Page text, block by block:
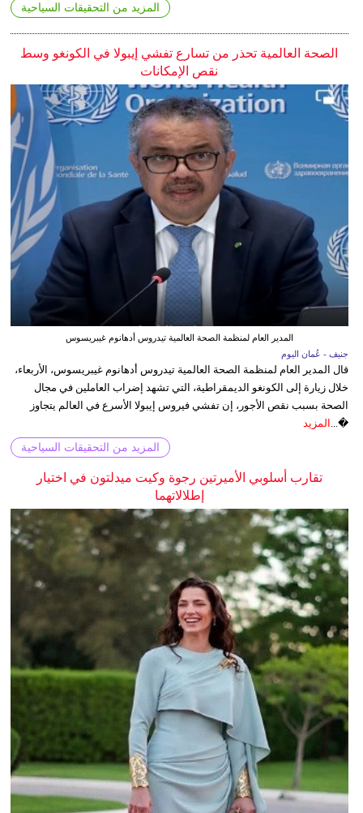
المزيد من التحقيقات السياحية
الصحة العالمية تحذر من تسارع تفشي إيبولا في الكونغو وسط
نقص الإمكانات
المدير العام لمنظمة الصحة العالمية تيدروس أدهانوم غيبريسوس
جنيف - عُمان اليوم
قال المدير العام لمنظمة الصحة العالمية تيدروس أدهانوم غيبريسوس، الأربعاء،
خلال زيارة إلى الكونغو الديمقراطية، التي تشهد إضراب العاملين في مجال
الصحة بسبب نقص الأجور، إن تفشي فيروس إيبولا الأسرع في العالم يتجاوز
�... المزيد
المزيد من التحقيقات السياحية
تقارب أسلوبي الأميرتين رجوة وكيت ميدلتون في اختيار
إطلالاتهما